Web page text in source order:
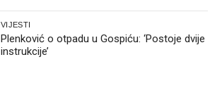
VIJESTI
Plenković o otpadu u Gospiću: ‘Postoje dvije
instrukcije’